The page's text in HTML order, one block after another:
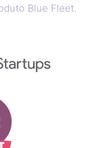
Blue Fleet.